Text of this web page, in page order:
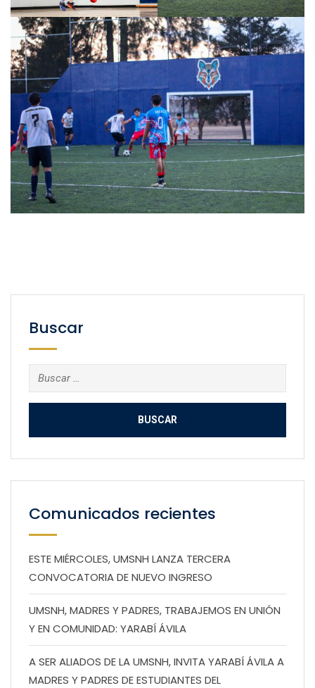
Buscar
Buscar:
Comunicados recientes
ESTE MIÉRCOLES, UMSNH LANZA TERCERA
CONVOCATORIA DE NUEVO INGRESO
UMSNH, MADRES Y PADRES, TRABAJEMOS EN UNIÓN
Y EN COMUNIDAD: YARABÍ ÁVILA
A SER ALIADOS DE LA UMSNH, INVITA YARABÍ ÁVILA A
MADRES Y PADRES DE ESTUDIANTES DEL